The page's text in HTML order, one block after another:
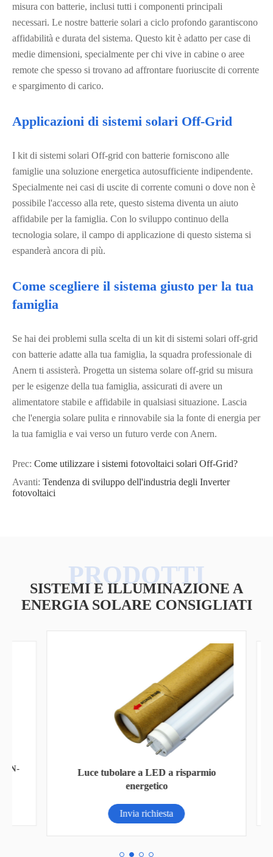
misura con batterie, inclusi tutti i componenti principali
necessari. Le nostre batterie solari a ciclo profondo garantiscono
affidabilità e durata del sistema. Questo kit è adatto per case di
medie dimensioni, specialmente per chi vive in cabine o aree
remote che spesso si trovano ad affrontare fuoriuscite di corrente
e spargimento di carico.
Applicazioni di sistemi solari Off-Grid
I kit di sistemi solari Off-grid con batterie forniscono alle
famiglie una soluzione energetica autosufficiente indipendente.
Specialmente nei casi di uscite di corrente comuni o dove non è
possibile l'accesso alla rete, questo sistema diventa un aiuto
affidabile per la famiglia. Con lo sviluppo continuo della
tecnologia solare, il campo di applicazione di questo sistema si
espanderà ancora di più.
Come scegliere il sistema giusto per la tua
famiglia
Se hai dei problemi sulla scelta di un kit di sistemi solari off-grid
con batterie adatte alla tua famiglia, la squadra professionale di
Anern ti assisterà. Progetta un sistema solare off-grid su misura
per le esigenze della tua famiglia, assicurati di avere un
alimentatore stabile e affidabile in qualsiasi situazione. Lascia
che l'energia solare pulita e rinnovabile sia la fonte di energia per
la tua famiglia e vai verso un futuro verde con Anern.
Prec: Come utilizzare i sistemi fotovoltaici solari Off-Grid?
Avanti: Tendenza di sviluppo dell'industria degli Inverter
fotovoltaici
SISTEMI E ILLUMINAZIONE A
ENERGIA SOLARE CONSIGLIATI
Luce tubolare a LED a risparmio
energetico
Invia richiesta